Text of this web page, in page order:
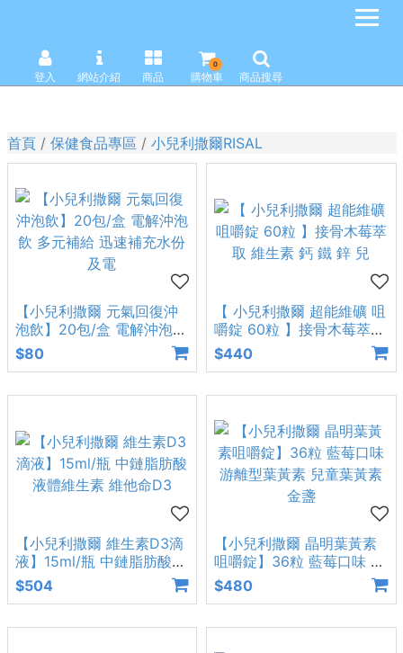
登入 網站介紹 商品 購物車
0
商品搜尋
首頁 保健食品專區 小兒利撒爾RISAL
【小兒利撒爾 元氣回復沖
泡飲】20包/盒 電解沖泡飲
多元補給 迅速補充水份及
電
$80
【 小兒利撒爾 超能維礦 咀
嚼錠 60粒 】接骨木莓萃取
維生素 鈣 鐵 鋅 兒
$440
【小兒利撒爾 維生素D3滴
液】15ml/瓶 中鏈脂肪酸
液體維生素 維他命D3
$504
【小兒利撒爾 晶明葉黃素
咀嚼錠】36粒 藍莓口味 游
離型葉黃素 兒童葉黃素 金
盞
$480